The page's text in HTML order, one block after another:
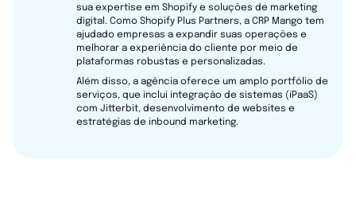
sua expertise em Shopify e soluções de marketing
digital. Como Shopify Plus Partners, a CRP Mango tem
ajudado empresas a expandir suas operações e
melhorar a experiência do cliente por meio de
plataformas robustas e personalizadas.
Além disso, a agência oferece um amplo portfólio de
serviços, que inclui integração de sistemas (iPaaS)
com Jitterbit, desenvolvimento de websites e
estratégias de inbound marketing.